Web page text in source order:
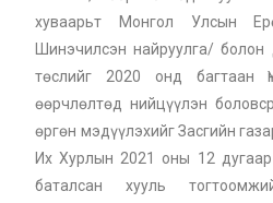
хуваарьт Монгол Улсын
Шинэчилсэн найруулга/
төслийг 2020 онд багтаан
өөрчлөлтөд нийцүүлэн
өргөн мэдүүлэхийг Засгийн
Их Хурлын 2021 оны 12 дугаар
баталсан хууль